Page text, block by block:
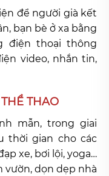
để người già kết
bạn bè ở xa bằng
điện thoại thông
video, nhắn tin,
THAO
mẫn, trong giai
thời gian cho các
xe, bơi lội, yoga…
vườn, dọn dẹp nhà